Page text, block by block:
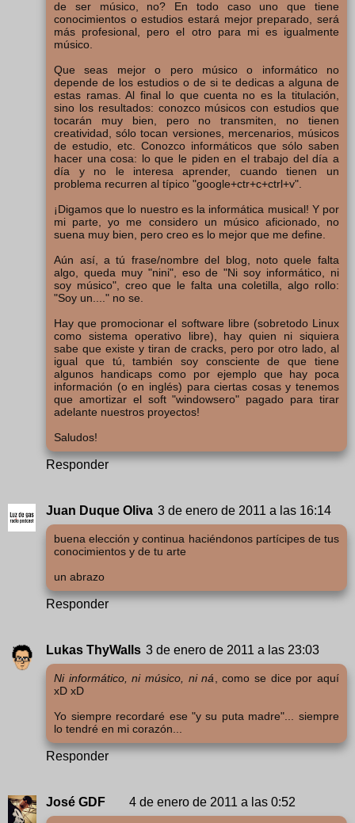
de ser músico, no? En todo caso uno que tiene
conocimientos o estudios estará mejor preparado, será
más profesional, pero el otro para mi es igualmente
músico.
Que seas mejor o pero músico o informático no
depende de los estudios o de si te dedicas a alguna de
estas ramas. Al final lo que cuenta no es la titulación,
sino los resultados: conozco músicos con estudios que
tocarán muy bien, pero no transmiten, no tienen
creatividad, sólo tocan versiones, mercenarios, músicos
de estudio, etc. Conozco informáticos que sólo saben
hacer una cosa: lo que le piden en el trabajo del día a
día y no le interesa aprender, cuando tienen un
problema recurren al típico "google+ctr+c+ctrl+v".
¡Digamos que lo nuestro es la informática musical! Y por
mi parte, yo me considero un músico aficionado, no
suena muy bien, pero creo es lo mejor que me define.
Aún así, a tú frase/nombre del blog, noto quele falta
algo, queda muy "nini", eso de "Ni soy informático, ni
soy músico", creo que le falta una coletilla, algo rollo:
"Soy un...." no se.
Hay que promocionar el software libre (sobretodo Linux
como sistema operativo libre), hay quien ni siquiera
sabe que existe y tiran de cracks, pero por otro lado, al
igual que tú, también soy consciente de que tiene
algunos handicaps como por ejemplo que hay poca
información (o en inglés) para ciertas cosas y tenemos
que amortizar el soft "windowsero" pagado para tirar
adelante nuestros proyectos!
Saludos!
Responder
Juan Duque Oliva 3 de enero de 2011 a las 16:14
buena elección y continua haciéndonos partícipes de tus
conocimientos y de tu arte
un abrazo
Responder
Lukas ThyWalls 3 de enero de 2011 a las 23:03
Ni informático, ni músico, ni ná , como se dice por aquí
xD xD
Yo siempre recordaré ese "y su puta madre"... siempre
lo tendré en mi corazón...
Responder
José GDF 4 de enero de 2011 a las 0:52